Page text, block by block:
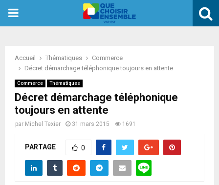
PRIMARY
Accueil Thématiques
Commerce
Décret démarchage téléphonique toujours en attente
Commerce Thématiques
Décret démarchage téléphonique
toujours en attente
par Michel Texier 31 mars 2015 1691
PARTAGE 0